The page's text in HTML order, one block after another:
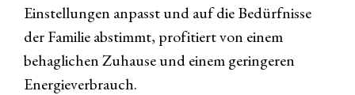
Einstellungen anpasst und auf die Bedürfnisse
der Familie abstimmt, profitiert von einem
behaglichen Zuhause und einem geringeren
Energieverbrauch.